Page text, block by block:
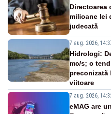
Directoarea
milioane lei
judecată
7 aug. 2026,
Hidrologi:
mc/s; o
preconizată
viitoare
7 aug. 2026,
eMAG are